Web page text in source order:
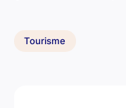
Tourisme